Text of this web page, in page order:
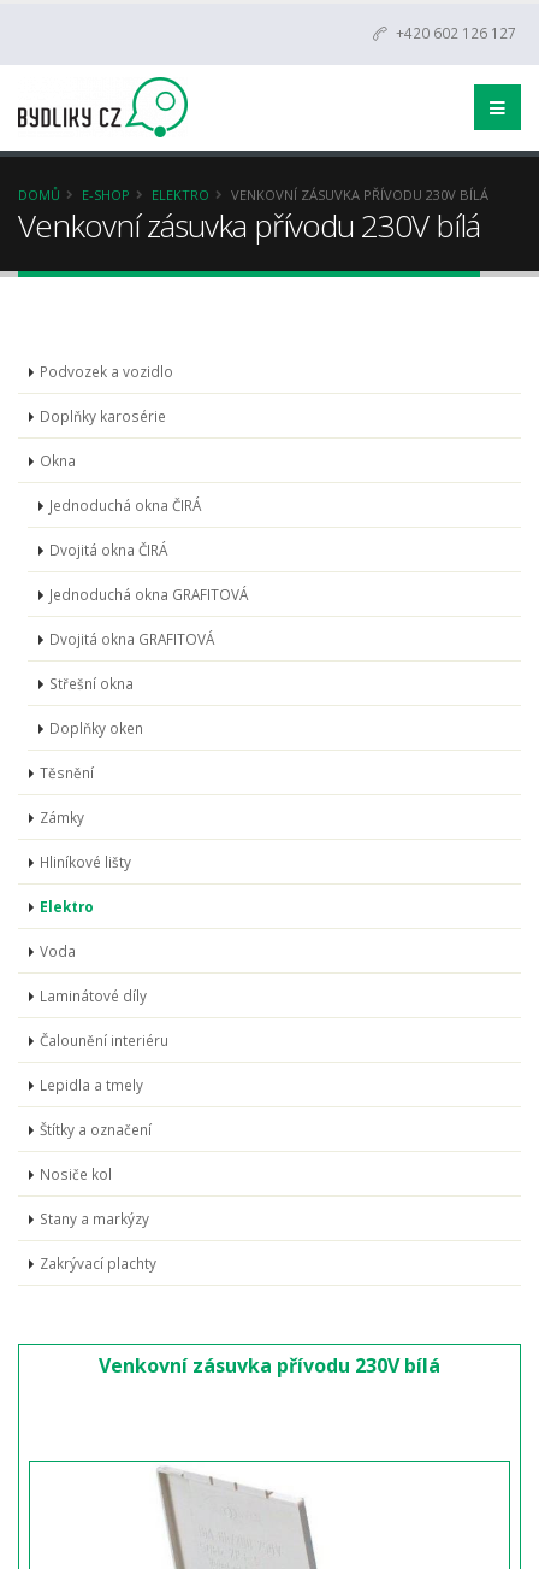
+420 602 126 127
DOMŮ E-SHOP ELEKTRO VENKOVNÍ ZÁSUVKA PŘÍVODU 230V BÍLÁ
Venkovní zásuvka přívodu 230V bílá
Podvozek a vozidlo
Doplňky karosérie
Okna
Jednoduchá okna ČIRÁ
Dvojitá okna ČIRÁ
Jednoduchá okna GRAFITOVÁ
Dvojitá okna GRAFITOVÁ
Střešní okna
Doplňky oken
Těsnění
Zámky
Hliníkové lišty
Elektro
Voda
Laminátové díly
Čalounění interiéru
Lepidla a tmely
Štítky a označení
Nosiče kol
Stany a markýzy
Zakrývací plachty
Venkovní zásuvka přívodu 230V bílá